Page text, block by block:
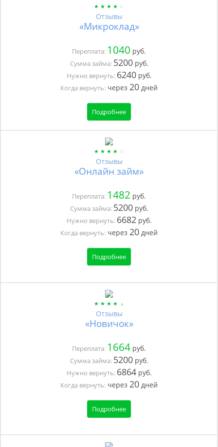
Отзывы
«Микроклад»
Переплата: 1040 руб.
Сумма займа: 5200руб.
Нужно вернуть: 6240руб.
Когда вернуть: через 20 дней
Подробнее
Отзывы
«Онлайн займ»
Переплата: 1482 руб.
Сумма займа: 5200руб.
Нужно вернуть: 6682руб.
Когда вернуть: через 20 дней
Подробнее
Отзывы
«Новичок»
Переплата: 1664 руб.
Сумма займа: 5200руб.
Нужно вернуть: 6864руб.
Когда вернуть: через 20 дней
Подробнее